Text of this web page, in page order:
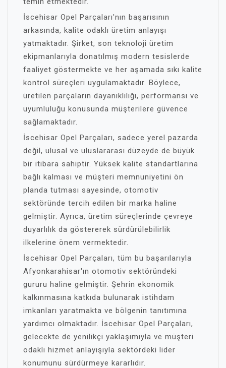
İscehisar Opel Parçaları'nın başarısının
arkasında, kalite odaklı üretim anlayışı
yatmaktadır. Şirket, son teknoloji üretim
ekipmanlarıyla donatılmış modern tesislerde
faaliyet göstermekte ve her aşamada sıkı kalite
kontrol süreçleri uygulamaktadır. Böylece,
üretilen parçaların dayanıklılığı, performansı ve
uyumluluğu konusunda müşterilere güvence
sağlamaktadır.
İscehisar Opel Parçaları, sadece yerel pazarda
değil, ulusal ve uluslararası düzeyde de büyük
bir itibara sahiptir. Yüksek kalite standartlarına
bağlı kalması ve müşteri memnuniyetini ön
planda tutması sayesinde, otomotiv
sektöründe tercih edilen bir marka haline
gelmiştir. Ayrıca, üretim süreçlerinde çevreye
duyarlılık da göstererek sürdürülebilirlik
ilkelerine önem vermektedir.
İscehisar Opel Parçaları, tüm bu başarılarıyla
Afyonkarahisar'ın otomotiv sektöründeki
gururu haline gelmiştir. Şehrin ekonomik
kalkınmasına katkıda bulunarak istihdam
imkanları yaratmakta ve bölgenin tanıtımına
yardımcı olmaktadır. İscehisar Opel Parçaları,
gelecekte de yenilikçi yaklaşımıyla ve müşteri
odaklı hizmet anlayışıyla sektördeki lider
konumunu sürdürmeye kararlıdır.